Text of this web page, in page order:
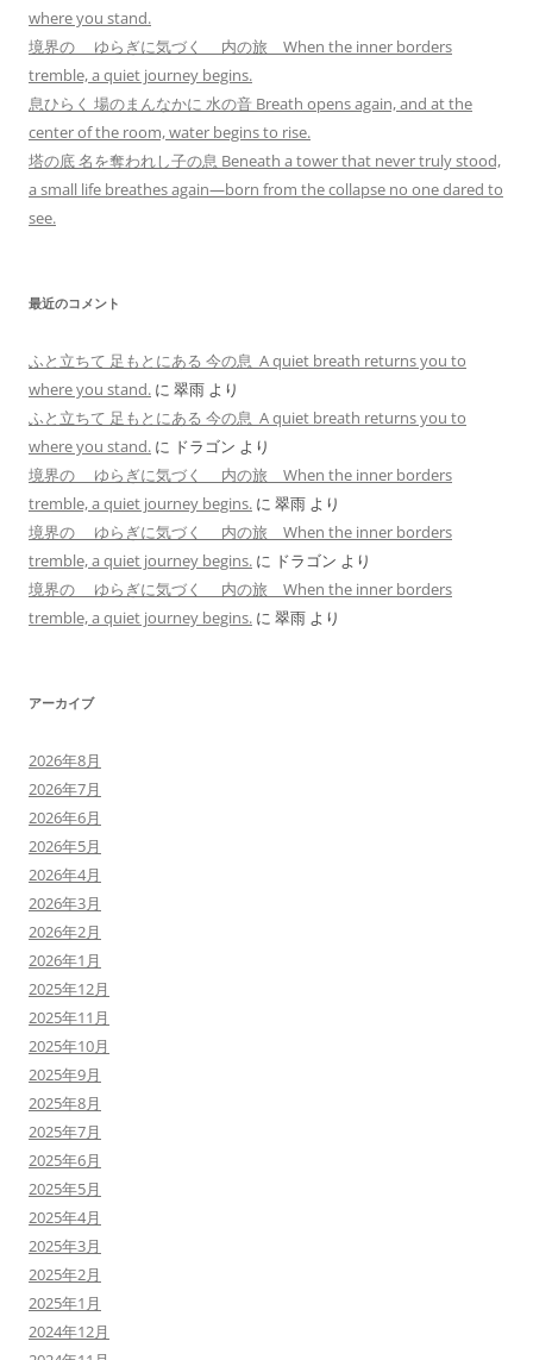
where you stand.
境界の ゆらぎに気づく 内の旅 When the inner borders
tremble, a quiet journey begins.
息ひらく 場のまんなかに 水の音 Breath opens again, and at the
center of the room, water begins to rise.
塔の底 名を奪われし子の息 Beneath a tower that never truly stood,
a small life breathes again—born from the collapse no one dared to
see.
最近のコメント
ふと立ちて 足もとにある 今の息 A quiet breath returns you to
where you stand. に 翠雨 より
ふと立ちて 足もとにある 今の息 A quiet breath returns you to
where you stand. に ドラゴン より
境界の ゆらぎに気づく 内の旅 When the inner borders
tremble, a quiet journey begins. に 翠雨 より
境界の ゆらぎに気づく 内の旅 When the inner borders
tremble, a quiet journey begins. に ドラゴン より
境界の ゆらぎに気づく 内の旅 When the inner borders
tremble, a quiet journey begins. に 翠雨 より
アーカイブ
2026年8月
2026年7月
2026年6月
2026年5月
2026年4月
2026年3月
2026年2月
2026年1月
2025年12月
2025年11月
2025年10月
2025年9月
2025年8月
2025年7月
2025年6月
2025年5月
2025年4月
2025年3月
2025年2月
2025年1月
2024年12月